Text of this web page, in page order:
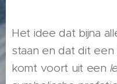
Het idee dat bijna
staan en dat dit een
komt voort uit een